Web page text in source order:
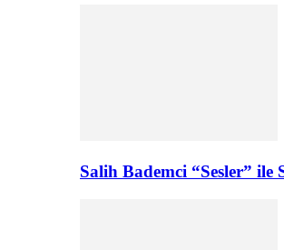
Salih Bademci “Sesler” ile